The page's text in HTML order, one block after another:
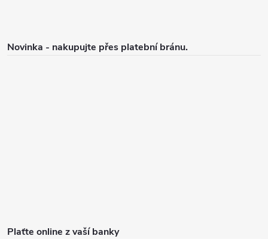
Novinka - nakupujte přes platební bránu.
Plaťte online z vaší banky